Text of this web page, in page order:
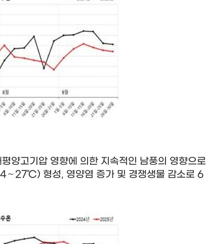
양고기압 영향에 의한 지속적인 남풍의 영향으로
∼27℃) 형성, 영양염 증가 및 경쟁생물 감소로 6